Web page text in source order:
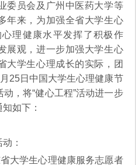
委员会及广州中医药大学等
年来，为加强全省大学生心
理健康水平发挥了积极作
展观，进一步加强大学生心
大学生心理成长的实际，团
25日中国大学生心理健康节
，将“健心工程”活动进一步
如下：
：
省大学生心理健康服务志愿者